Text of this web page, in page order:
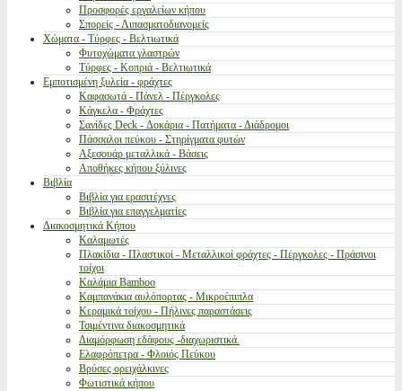
Προσφορές εργαλείων κήπου
Σπορείς - Λιπασματοδιανομείς
Χώματα - Τύρφες - Βελτιωτικά
Φυτοχώματα γλαστρών
Τύρφες - Κοπριά - Βελτιωτικά
Εμποτισμένη ξυλεία - φράχτες
Καφασωτά - Πάνελ - Πέργκολες
Κάγκελα - Φράχτες
Σανίδες Deck - Δοκάρια - Πατήματα - Διάδρομοι
Πάσσαλοι πεύκου - Στηρίγματα φυτών
Αξεσουάρ μεταλλικά - Βάσεις
Αποθήκες κήπου ξύλινες
Βιβλία
Βιβλία για ερασιτέχνες
Βιβλία για επαγγελματίες
Διακοσμητικά Κήπου
Καλαμωτές
Πλακίδια - Πλαστικοί - Μεταλλικοί φράχτες - Πέργκολες - Πράσινοι
τοίχοι
Καλάμια Bamboo
Καμπανάκια αυλόπορτας - Μικροέπιπλα
Κεραμικά τοίχου - Πήλινες παραστάσεις
Τσιμέντινα διακοσμητικά
Διαμόρφωση εδάφους -διαχωριστικά.
Ελαφρόπετρα - Φλοιός Πεύκου
Βρύσες ορειχάλκινες
Φωτιστικά κήπου